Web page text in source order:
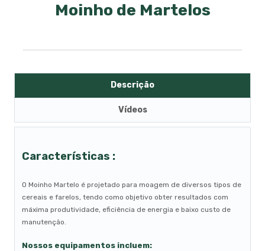
Moinho de Martelos
Descrição
Vídeos
Características :
O Moinho Martelo é projetado para moagem de diversos tipos de
cereais e farelos, tendo como objetivo obter resultados com
máxima produtividade, eficiência de energia e baixo custo de
manutenção.
Nossos equipamentos incluem: